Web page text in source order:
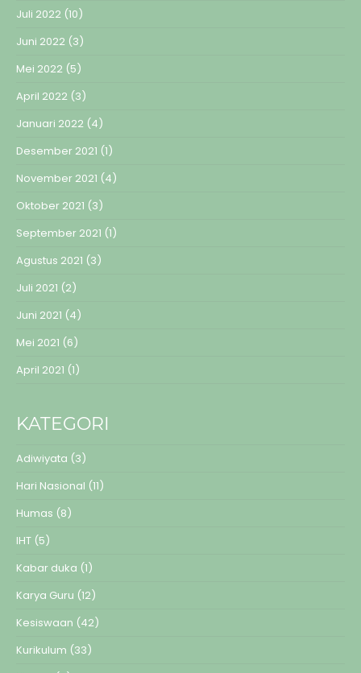
Juli 2022 (10)
Juni 2022 (3)
Mei 2022 (5)
April 2022 (3)
Januari 2022 (4)
Desember 2021 (1)
November 2021 (4)
Oktober 2021 (3)
September 2021 (1)
Agustus 2021 (3)
Juli 2021 (2)
Juni 2021 (4)
Mei 2021 (6)
April 2021 (1)
KATEGORI
Adiwiyata (3)
Hari Nasional (11)
Humas (8)
IHT (5)
Kabar duka (1)
Karya Guru (12)
Kesiswaan (42)
Kurikulum (33)